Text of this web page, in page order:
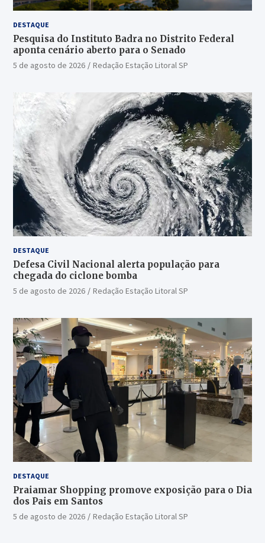
DESTAQUE
Pesquisa do Instituto Badra no Distrito Federal
aponta cenário aberto para o Senado
5 de agosto de 2026 Redação Estação Litoral SP
DESTAQUE
Defesa Civil Nacional alerta população para
chegada do ciclone bomba
5 de agosto de 2026 Redação Estação Litoral SP
DESTAQUE
Praiamar Shopping promove exposição para o Dia
dos Pais em Santos
5 de agosto de 2026 Redação Estação Litoral SP